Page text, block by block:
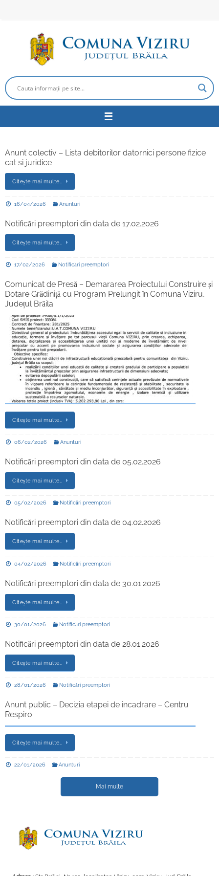
Anunt colectiv – Lista debitorilor datornici persone fizice
cat si juridice
Citește mai multe…
16/04/2026 Anunturi
Notificări preemptori din data de 17.02.2026
Citește mai multe…
17/02/2026 Notificări preemptori
Comunicat de Presă – Demararea Proiectului Construire și
Dotare Grădiniță cu Program Prelungit în Comuna Viziru,
Județul Brăila
Citește mai multe…
06/02/2026 Anunturi
Notificări preemptori din data de 05.02.2026
Citește mai multe…
05/02/2026 Notificări preemptori
Notificări preemptori din data de 04.02.2026
Citește mai multe…
04/02/2026 Notificări preemptori
Notificări preemptori din data de 30.01.2026
Citește mai multe…
30/01/2026 Notificări preemptori
Notificări preemptori din data de 28.01.2026
Citește mai multe…
28/01/2026 Notificări preemptori
Anunt public – Decizia etapei de incadrare – Centru
Respiro
Citește mai multe…
22/01/2026 Anunturi
Mai multe